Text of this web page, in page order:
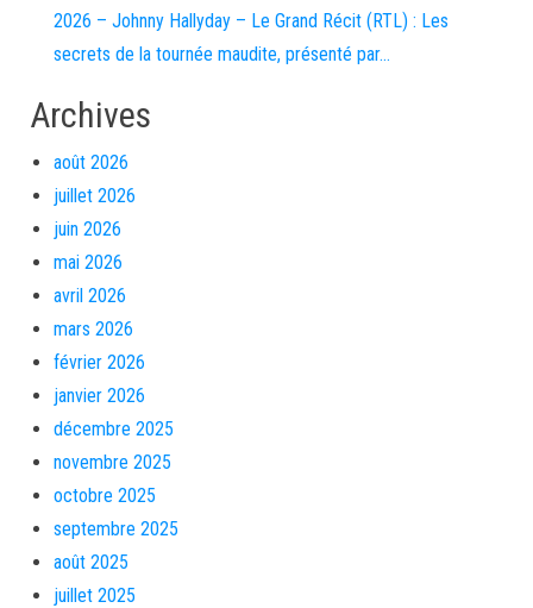
2026 – Johnny Hallyday – Le Grand Récit (RTL) : Les
secrets de la tournée maudite, présenté par…
Archives
août 2026
juillet 2026
juin 2026
mai 2026
avril 2026
mars 2026
février 2026
janvier 2026
décembre 2025
novembre 2025
octobre 2025
septembre 2025
août 2025
juillet 2025